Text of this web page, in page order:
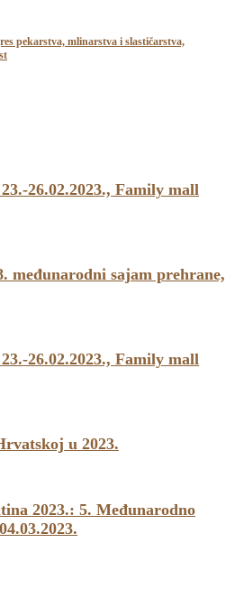
pekarstva, mlinarstva i slastičarstva,
26.02.2023., Family mall
međunarodni sajam prehrane,
26.02.2023., Family mall
u 2023.
2023.: 5. Međunarodno